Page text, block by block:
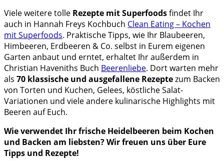
Viele weitere tolle Rezepte mit Superfoodsfindet Ihr
auch in Hannah Freys Kochbuch Clean Eating – Kochen
mit Superfoods. Praktische Tipps, wie Ihr Blaubeeren,
Himbeeren, Erdbeeren & Co. selbst in Eurem eigenen
Garten anbaut und erntet, erhaltet Ihr außerdem in
Christian Haveniths Buch Beerenliebe. Dortwarten mehr
als 70 klassische und ausgefallene Rezeptezum Backen
von Torten und Kuchen, Gelees, köstliche Salat-
Variationen und viele andere kulinarische Highlights mit
Beeren auf Euch.
Wie verwendet Ihr frische Heidelbeeren beim Kochen
und Backen am liebsten? Wir freuen uns über Eure
Tipps und Rezepte!